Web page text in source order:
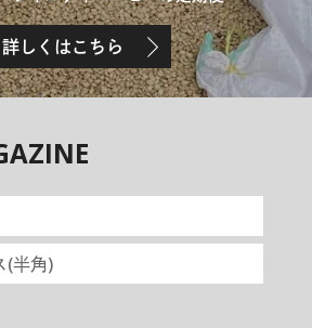
詳しくはこちら